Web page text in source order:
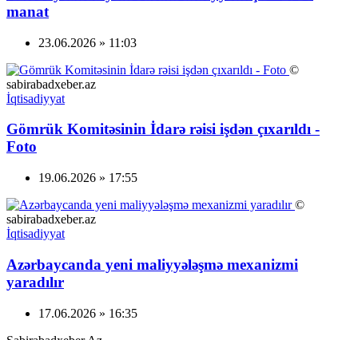
manat
23.06.2026 » 11:03
©
sabirabadxeber.az
İqtisadiyyat
Gömrük Komitəsinin İdarə rəisi işdən çıxarıldı -
Foto
19.06.2026 » 17:55
©
sabirabadxeber.az
İqtisadiyyat
Azərbaycanda yeni maliyyələşmə mexanizmi
yaradılır
17.06.2026 » 16:35